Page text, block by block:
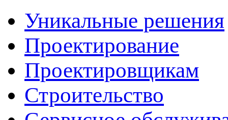
Уникальные решения
Проектирование
Проектировщикам
Строительство